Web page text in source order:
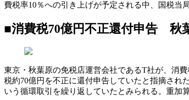
費税率10％への引き上げが予定される中、国税当
■消費税70億円不正還付申告 秋
東京・秋葉原の免税店運営会社であるT社が、消
税約70億円を不正に還付申告していたと指摘され
いう循環取引を繰り返していたとみられる。重加